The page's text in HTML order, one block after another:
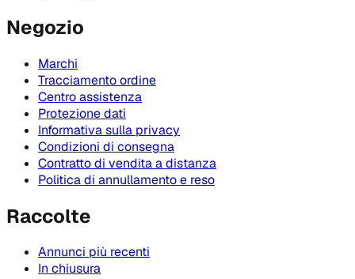
Negozio
Marchi
Tracciamento ordine
Centro assistenza
Protezione dati
Informativa sulla privacy
Condizioni di consegna
Contratto di vendita a distanza
Politica di annullamento e reso
Raccolte
Annunci più recenti
In chiusura